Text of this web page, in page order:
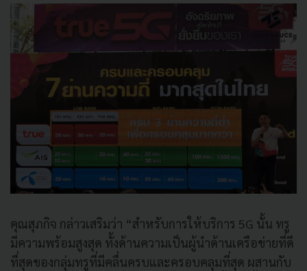
คุณสุภกิจ กล่าวเสริมว่า “สำหรับการให้บริการ 5G นั้น ทรู
มีความพร้อมสูงสุด ทั้งด้านความเป็นผู้นำด้านเครือข่ายที่ดี
ที่สุดของกลุ่มทรูที่มีคลื่นครบและครอบคลุมที่สุด ผสานกับ